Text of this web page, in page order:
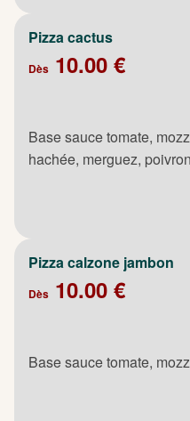
Pizza cactus
Dès 10.00 €
Base sauce tomate,
hachée, merguez,
Pizza calzone jambon
Dès 10.00 €
Base sauce tomate,